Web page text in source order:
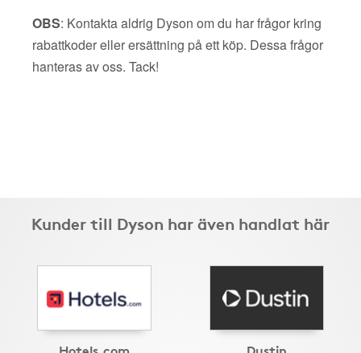
OBS: Kontakta aldrig Dyson om du har frågor kring
rabattkoder eller ersättning på ett köp. Dessa frågor
hanteras av oss. Tack!
Kunder till Dyson har även handlat här